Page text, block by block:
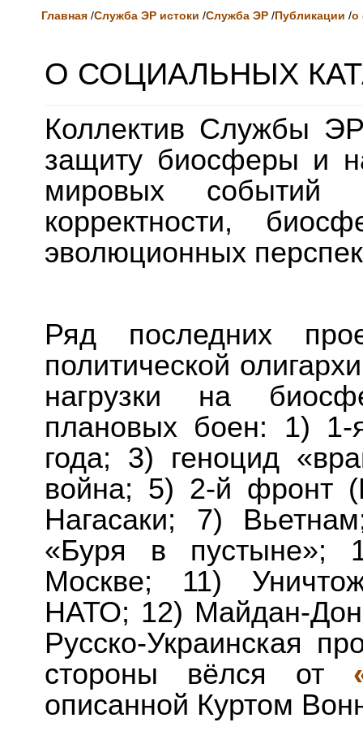
Главная /Служба ЭР истоки /Служба ЭР /Публикации /о
О СОЦИАЛЬНЫХ
Коллектив Службы
защиту биосферы и
мировых событий
корректности,
эволюционных
Ряд последних
политической
нагрузки на
плановых боен: 1)
года; 3) геноцид
война; 5) 2-й фронт
Нагасаки; 7)
«Буря в пустыне»;
Москве; 11)
НАТО; 12) Майдан-
Русско-Украинская
стороны вёлся от
описанной Куртом